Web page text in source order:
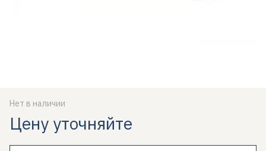
Нет в наличии
Цену уточняйте